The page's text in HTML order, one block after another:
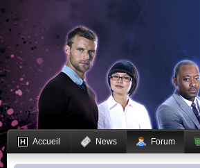
Accueil News Forum